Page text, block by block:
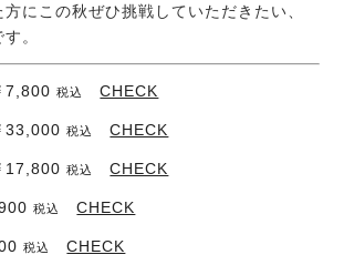
にこの秋ぜひ挑戦していただきたい、
。
7,800税込 CHECK
税込 CHECK
税込 CHECK
税込 CHECK
税込 CHECK